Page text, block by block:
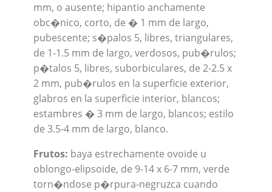
mm, o ausente; hipantio anchamente
obc�nico, corto, de � 1 mm de largo,
pubescente; s�palos 5, libres, triangulares,
de 1-1.5 mm de largo, verdosos, pub�rulos;
p�talos 5, libres, suborbiculares, de 2-2.5 x
2 mm, pub�rulos en la superficie exterior,
glabros en la superficie interior, blancos;
estambres � 3 mm de largo, blancos; estilo
de 3.5-4 mm de largo, blanco.
Frutos: baya estrechamente ovoide u
oblongo-elipsoide, de 9-14 x 6-7 mm, verde
torn�ndose p�rpura-negruzca cuando